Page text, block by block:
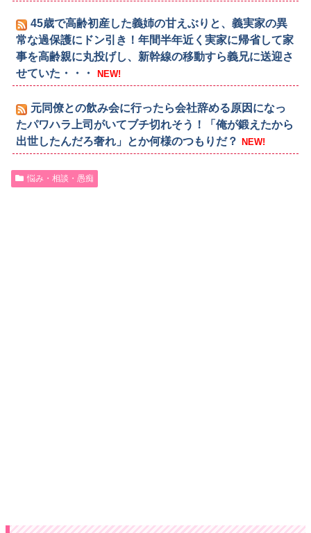
45歳で高齢初産した義姉の甘えぶりと、義実家の異
常な過保護にドン引き！年間半年近く実家に帰省して家
事を高齢親に丸投げし、新幹線の移動すら義兄に送迎さ
せていた・・・
NEW!
元同僚との飲み会に行ったら会社辞める原因になっ
たパワハラ上司がいてブチ切れそう！「俺が鍛えたから
出世したんだろ奢れ」とか何様のつもりだ？
NEW!
悩み・相談・愚痴